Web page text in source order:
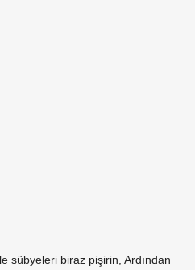
sübyeleri biraz pişirin, Ardından